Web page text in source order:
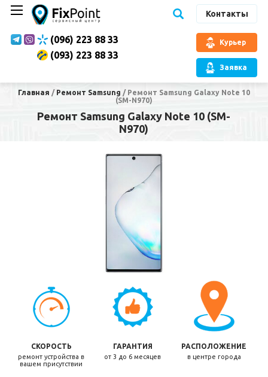
Контакты
(096) 223 88 33
(093) 223 88 33
Курьер
Заявка
Главная / Ремонт Samsung / Ремонт Samsung Galaxy Note 10
(SM-N970)
Ремонт Samsung Galaxy Note 10 (SM-
N970)
СКОРОСТЬ
ремонт устройства в
вашем присутствии
ГАРАНТИЯ
от 3 до 6 месяцев
РАСПОЛОЖЕНИЕ
в центре города